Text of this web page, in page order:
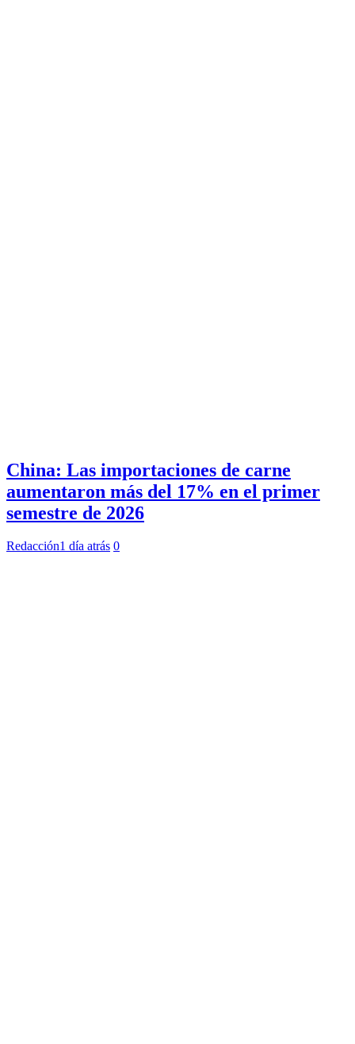
China: Las importaciones de carne
aumentaron más del 17% en el primer
semestre de 2026
Redacción1 día atrás 0